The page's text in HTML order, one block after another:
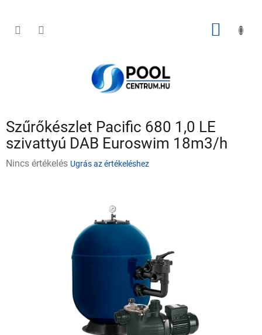
KOSÁR
Szűrőkészlet Pacific 680 1,0 LE
szivattyú DAB Euroswim 18m3/h
ANincs értékelés Ugrás az értékeléshez